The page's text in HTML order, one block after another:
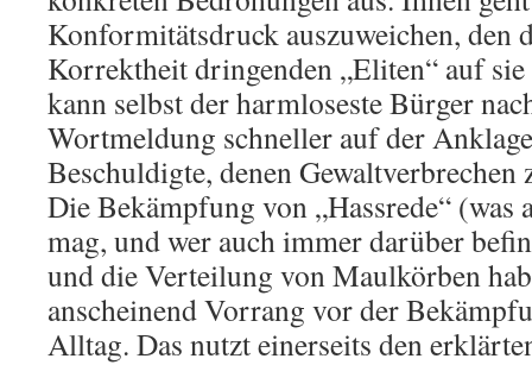
Konformitätsdruck auszuweichen, den
Korrektheit dringenden „Eliten“ auf sie
kann selbst der harmloseste Bürger
Wortmeldung schneller auf der
Beschuldigte, denen Gewaltverbrechen
Die Bekämpfung von „Hassrede“ (was
mag, und wer auch immer darüber
und die Verteilung von Maulkörben
anscheinend Vorrang vor der
Alltag. Das nutzt einerseits den